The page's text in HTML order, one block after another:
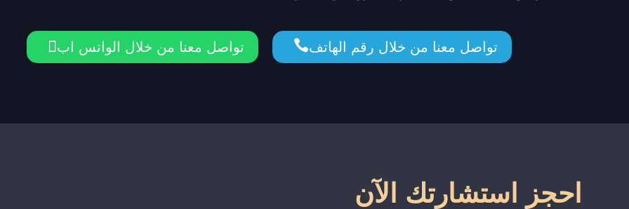
تواصل معنا من خلال رقم الهاتف تواصل معنا من خلال الواتس اب
احجز استشارتك الآن